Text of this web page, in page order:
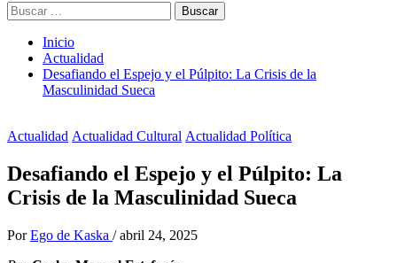
Buscar:
Inicio
Actualidad
Desafiando el Espejo y el Púlpito: La Crisis de la
Masculinidad Sueca
Actualidad Actualidad Cultural Actualidad Política
Desafiando el Espejo y el Púlpito: La
Crisis de la Masculinidad Sueca
Por Ego de Kaska / abril 24, 2025